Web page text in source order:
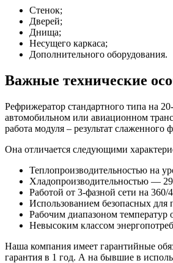
Стенок;
Дверей;
Днища;
Несущего каркаса;
Дополнительного оборудования.
Важные технические
Рефрижератор стандартного типа на
автомобильном или авиационном
работа модуля – результат
Она отличается следующими
Теплопроизводительностью на
Хладопроизводительностью —
Работой от 3-фазной сети на 360/
Использованием безопасных
Рабочим диапазоном температур
Невысоким классом
Наша компания имеет гарантийные
гарантия в 1 год. А на бывшие в